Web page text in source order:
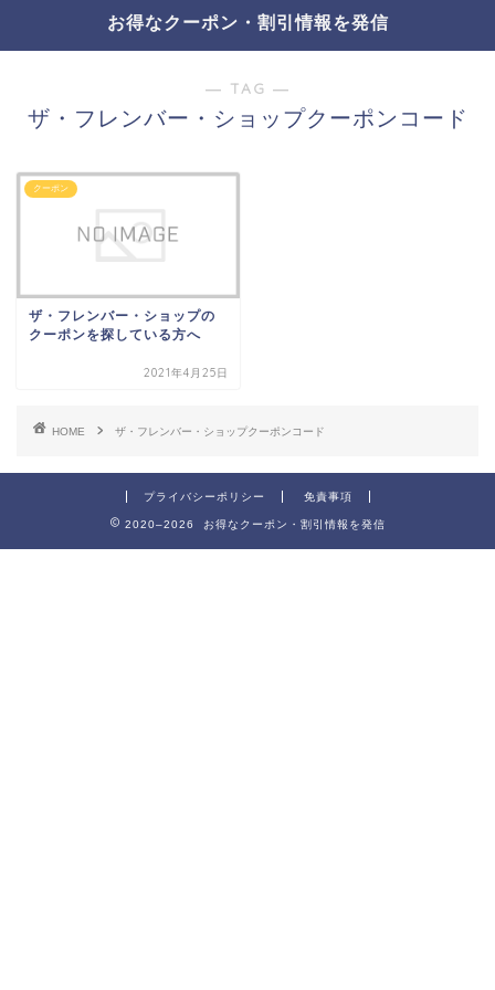
お得なクーポン・割引情報を発信
― TAG ―
ザ・フレンバー・ショップクーポンコード
クーポン
ザ・フレンバー・ショップの
クーポンを探している方へ
2021年4月25日
HOME ザ・フレンバー・ショップクーポンコード
プライバシーポリシー 免責事項
2020–2026 お得なクーポン・割引情報を発信